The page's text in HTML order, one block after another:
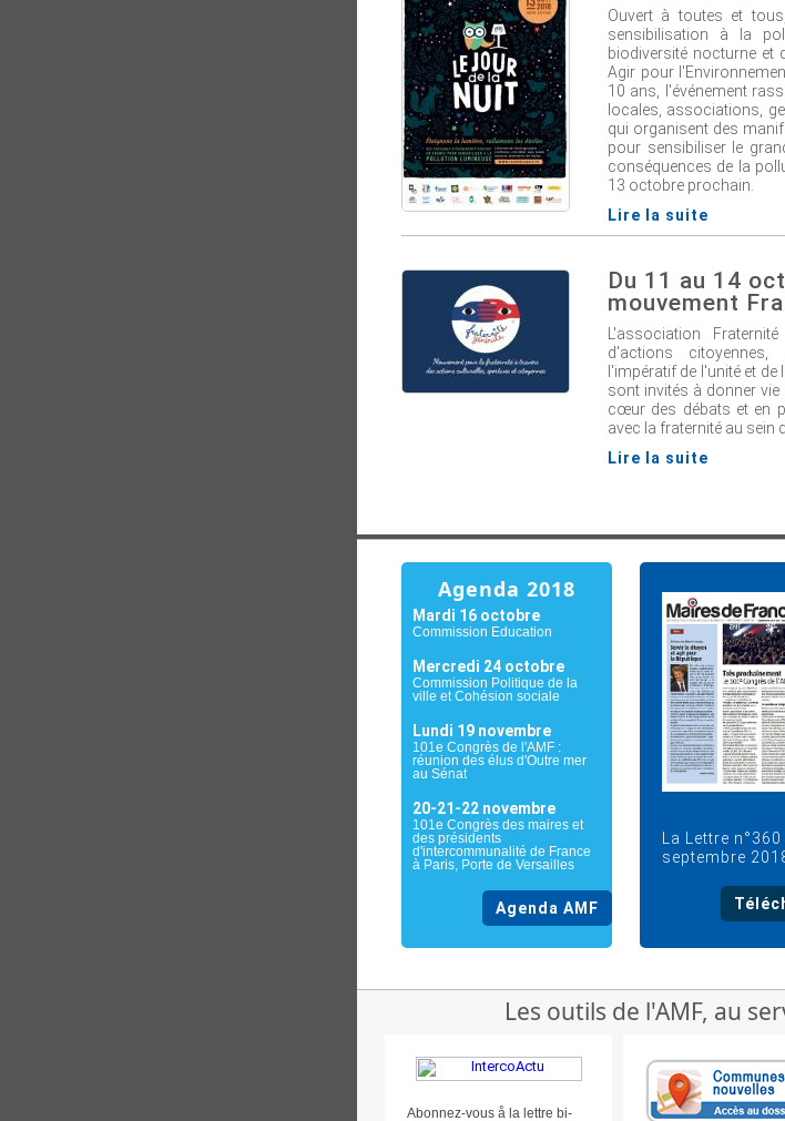
Ouvert à toutes et
sensibilisation à la
biodiversité nocturne et
Agir pour
10 ans, l'événement
locales, associations,
qui organisent des
pour sensibiliser le
conséquences de la
13 octobre prochain.
Lire la suite
Du 11 au 14
mouvement
L'association
d'actions citoyennes,
l'impératif de l'unité et
sont invités à donner
cœur des débats et en
avec la fraternité au sein
Lire la suite
Agenda 2018
Mardi 16 octobre
Commission Education
Mercredi 24 octobre
Commission Politique de la
ville et Cohésion sociale
Lundi 19 novembre
101e Congrès de l'AMF :
réunion des élus d'Outre mer
au Sénat
20-21-22 novembre
101e Congrès des maires et
des présidents
d'intercommunalité de France
à Paris, Porte de Versailles
Agenda AMF
La Lettre n°360
septembre
Les outils de l'AMF, au
Abonnez-vous å la lettre bi-